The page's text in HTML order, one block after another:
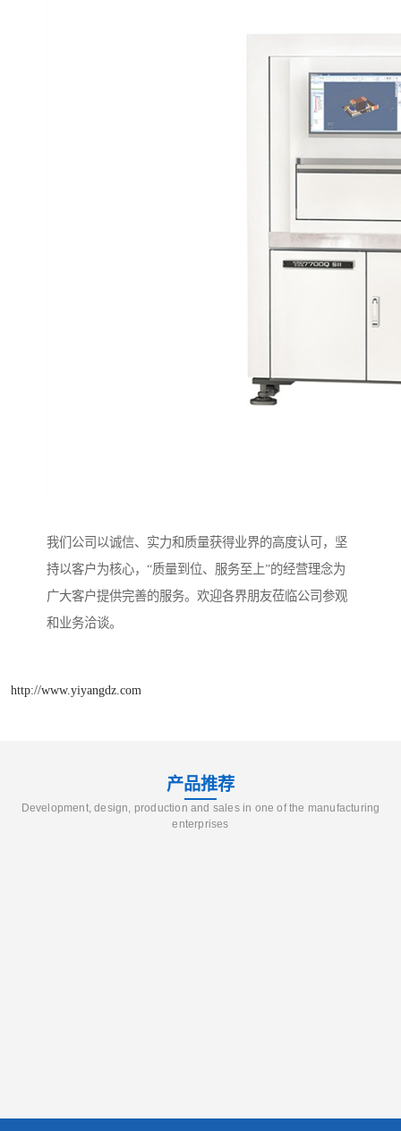
我们公司以诚信、实力和质量获得业界的高度认可，坚
持以客户为核心，“质量到位、服务至上”的经营理念为
广大客户提供完善的服务。欢迎各界朋友莅临公司参观
和业务洽谈。
http://www.yiyangdz.com
产品推荐
Development, design, production and sales in one of the manufacturing
enterprises